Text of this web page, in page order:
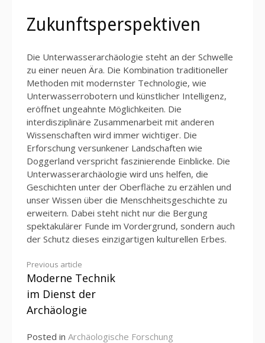
Zukunftsperspektiven
Die Unterwasserarchäologie steht an der Schwelle
zu einer neuen Ära. Die Kombination traditioneller
Methoden mit modernster Technologie, wie
Unterwasserrobotern und künstlicher Intelligenz,
eröffnet ungeahnte Möglichkeiten. Die
interdisziplinäre Zusammenarbeit mit anderen
Wissenschaften wird immer wichtiger. Die
Erforschung versunkener Landschaften wie
Doggerland verspricht faszinierende Einblicke. Die
Unterwasserarchäologie wird uns helfen, die
Geschichten unter der Oberfläche zu erzählen und
unser Wissen über die Menschheitsgeschichte zu
erweitern. Dabei steht nicht nur die Bergung
spektakulärer Funde im Vordergrund, sondern auch
der Schutz dieses einzigartigen kulturellen Erbes.
Continue
Reading
Previous article
Moderne Technik
im Dienst der
Archäologie
Posted in Archäologische Forschung